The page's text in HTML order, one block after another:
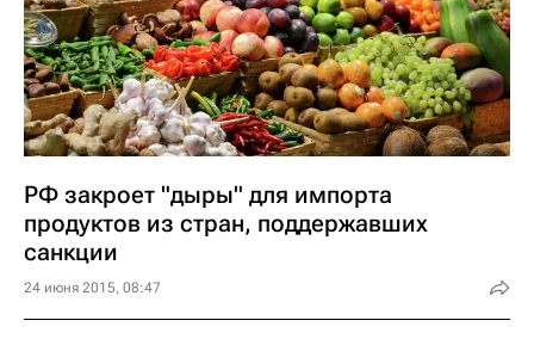
РФ закроет "дыры" для импорта
продуктов из стран, поддержавших
санкции
24 июня 2015, 08:47